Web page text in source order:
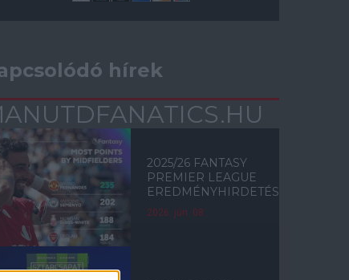
hírek
2025/26 FANTASY
PREMIER LEAGUE
EREDMÉNYHIRDETÉS
2026. jún. 08.